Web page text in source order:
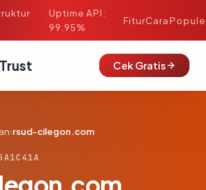
·
Uptime API:
99.95%
FiturCara
Cek Gratis
›rsud-cilegon.com